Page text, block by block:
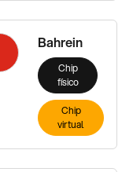
Bahrein
Chip
físico
Chip
virtual